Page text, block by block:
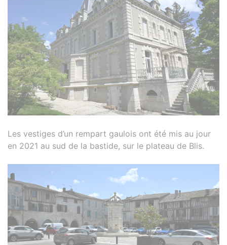
Les vestiges d’un rempart gaulois ont été mis au jour
en 2021 au sud de la bastide, sur le plateau de Blis.